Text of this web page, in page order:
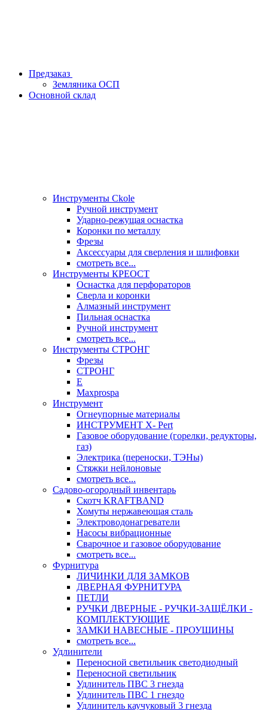
Предзаказ
Земляника ОСП
Основной склад
Инструменты Ckole
Ручной инструмент
Ударно‑режущая оснастка
Коронки по металлу
Фрезы
Аксессуары для сверления и шлифовки
смотреть все...
Инструменты КРЕОСТ
Оснастка для перфораторов
Сверла и коронки
Алмазный инструмент
Пильная оснастка
Ручной инструмент
смотреть все...
Инструменты СТРОНГ
Фрезы
СТРОНГ
Е
Maxprospa
Инструмент
Огнеупорные материалы
ИНСТРУМЕНТ X- Pert
Газовое оборудование (горелки, редукторы,
газ)
Электрика (переноски, ТЭНы)
Стяжки нейлоновые
смотреть все...
Садово-огородный инвентарь
Скотч KRAFTBAND
Хомуты нержавеющая сталь
Электроводонагреватели
Насосы вибрационные
Сварочное и газовое оборудование
смотреть все...
Фурнитура
ЛИЧИНКИ ДЛЯ ЗАМКОВ
ДВЕРНАЯ ФУРНИТУРА
ПЕТЛИ
РУЧКИ ДВЕРНЫЕ - РУЧКИ-ЗАЩЁЛКИ -
КОМПЛЕКТУЮЩИЕ
ЗАМКИ НАВЕСНЫЕ - ПРОУШИНЫ
смотреть все...
Удлинители
Переносной светильник светодиодный
Переносной светильник
Удлинитель ПВС 3 гнезда
Удлинитель ПВС 1 гнездо
Удлинитель каучуковый 3 гнезда